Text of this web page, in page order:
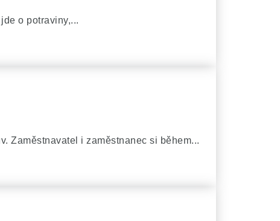
o potraviny,...
Zaměstnavatel i zaměstnanec si během...